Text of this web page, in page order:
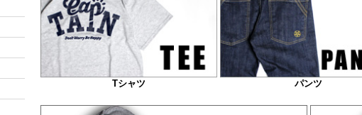
Tシャツ パンツ